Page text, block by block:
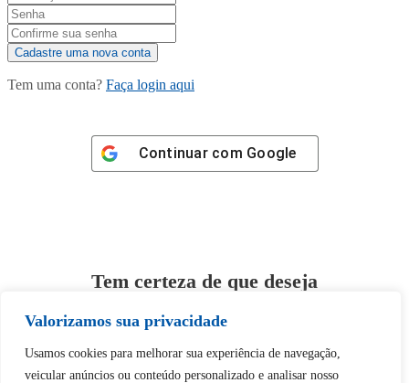
Valorizamos sua privacidade
Usamos cookies para melhorar sua experiência de navegação,
veicular anúncios ou conteúdo personalizado e analisar nosso
Tem uma conta? Faça login aqui
Continuar com Google
Tem certeza de que deseja
Desbloquear esquerda : 0